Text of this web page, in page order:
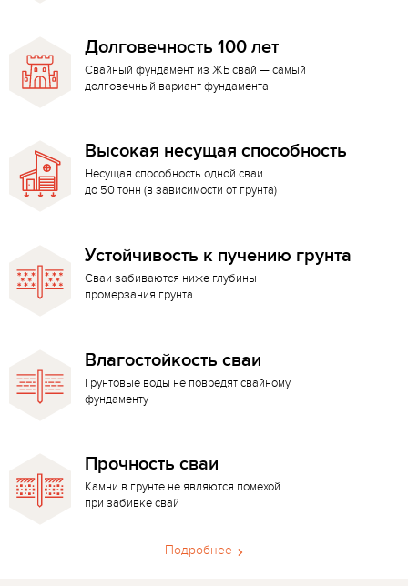
Долговечность 100 лет
Свайный фундамент из ЖБ свай — самый
долговечный вариант фундамента
Высокая несущая способность
Несущая способность одной сваи
до 50 тонн (в зависимости от грунта)
Устойчивость к пучению грунта
Сваи забиваются ниже глубины
промерзания грунта
Влагостойкость сваи
Грунтовые воды не повредят свайному
фундаменту
Прочность сваи
Камни в грунте не являются помехой
при забивке свай
Подробнее